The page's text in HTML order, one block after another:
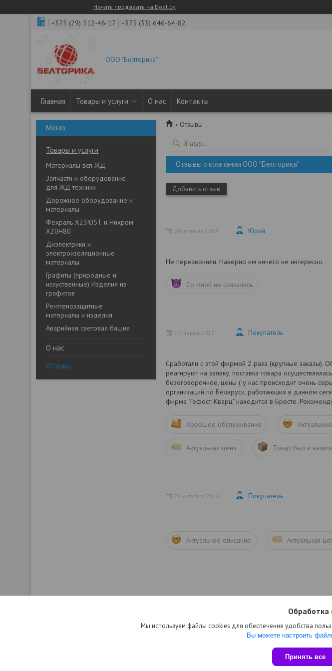
Начать продавать на Deal.by
+375 (29) 512-46-17 +375 (33) 646-64-82
ООО "Белторика"
Главная Товары и услуги О нас Контакты
Товары и услуги
Материалы всп ЖД
Запчасти и оборудование
для ЖД техники
Дорожное оборудование и
материалы
Фехраль Х23Ю5Т и Нихром
Х20Н80
Диэлектрики и
электроизоляционные
материалы
Графиты (природные и
искуственные) Изделия из
графитов
Рентгенозащитные
материалы и изделия
Аварийная световая башня
О нас
Отзывы
Отзывы
Отзывы о компании ООО "Белторика"
Добавить отзыв
09 апреля 2018
Юрий
Не перезвонили. Наверно им ничего не интересно
Со мной не связались
17 марта 2017
Покупатель
Сработали с этой фирмой 2 раза (крупные заказы).
реагируют на заявку, поставка товара
безоговорочное, цены ( у нас происходит очень
организаций по Беларуси, работающих в данном
фирма "Гефест-Кварц" находится в Бресте.
Хорошее обслуживание
Актуальная цена Товар был в
22 октября 2016
Покупатель
Актуальное описание Актуальная
Сайт создан
Политика
Обработка
Мы используем файлы cookies для обеспечения удобства
Вы можете настроить
Принять все